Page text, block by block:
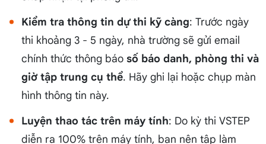
Kiểm tra thông tin dự thi kỹ càng: Trước ngày
thi khoảng 3 - 5 ngày, nhà trường sẽ gửi email
chính thức thông báo số báo danh, phòng thi và
giờ tập trung cụ thể. Hãy ghi lại hoặc chụp màn
hình thông tin này.
Luyện thao tác trên máy tính: Do kỳ thi VSTEP
diễn ra 100% trên máy tính, bạn nên tập làm